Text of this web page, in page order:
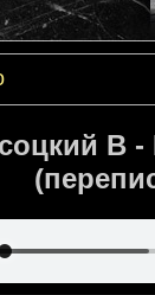
В -